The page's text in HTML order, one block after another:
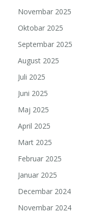
Novembar 2025
Oktobar 2025
Septembar 2025
August 2025
Juli 2025
Juni 2025
Maj 2025
April 2025
Mart 2025
Februar 2025
Januar 2025
Decembar 2024
Novembar 2024